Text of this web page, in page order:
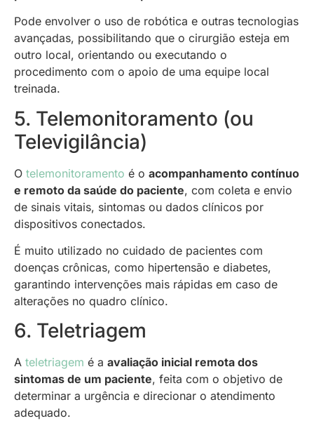
Pode envolver o uso de robótica e outras tecnologias
avançadas, possibilitando que o cirurgião esteja em
outro local, orientando ou executando o
procedimento com o apoio de uma equipe local
treinada.
5. Telemonitoramento (ou
Televigilância)
O telemonitoramento é o acompanhamento contínuo
e remoto da saúde do paciente, com coleta e envio
de sinais vitais, sintomas ou dados clínicos por
dispositivos conectados.
É muito utilizado no cuidado de pacientes com
doenças crônicas, como hipertensão e diabetes,
garantindo intervenções mais rápidas em caso de
alterações no quadro clínico.
6. Teletriagem
A teletriagem é a avaliação inicial remota dos
sintomas de um paciente, feita com o objetivo de
determinar a urgência e direcionar o atendimento
adequado.